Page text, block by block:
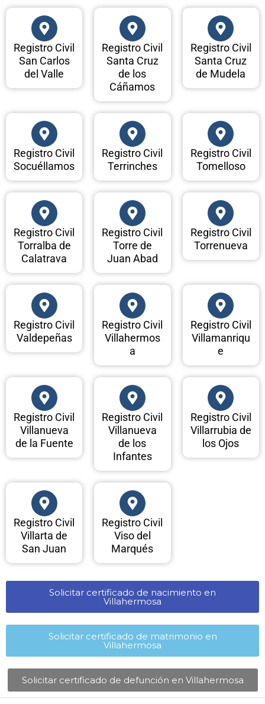
Registro Civil
San Carlos
del Valle
Registro Civil
Santa Cruz
de los
Cáñamos
Registro Civil
Santa Cruz
de Mudela
Registro Civil
Socuéllamos
Registro Civil
Terrinches
Registro Civil
Tomelloso
Registro Civil
Torralba de
Calatrava
Registro Civil
Torre de
Juan Abad
Registro Civil
Torrenueva
Registro Civil
Valdepeñas
Registro Civil
Villahermos
a
Registro Civil
Villamanriqu
e
Registro Civil
Villanueva
de la Fuente
Registro Civil
Villanueva
de los
Infantes
Registro Civil
Villarrubia de
los Ojos
Registro Civil
Villarta de
San Juan
Registro Civil
Viso del
Marqués
Solicitar certificado de nacimiento en
Villahermosa​
Solicitar certificado de matrimonio en
Villahermosa​
Solicitar certificado de defunción en Villahermosa​